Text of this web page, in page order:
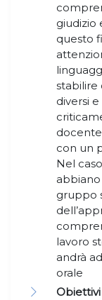
giudizio
questo
stabilire
diversi
con un
Nel
gruppo
lavoro
andrà
orale